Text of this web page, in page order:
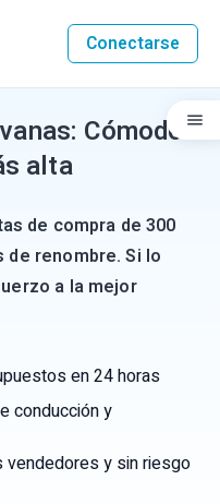
Conectarse
Cómodo
alta
de compra de 300
renombre. Si lo
a la mejor
en 24 horas
conducción y
vendedores y sin riesgo